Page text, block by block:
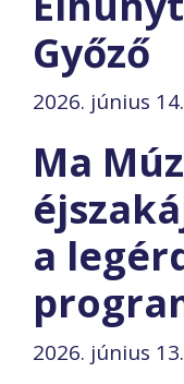
Győző
2026. június 14.
Ma
a
2026. június 13.